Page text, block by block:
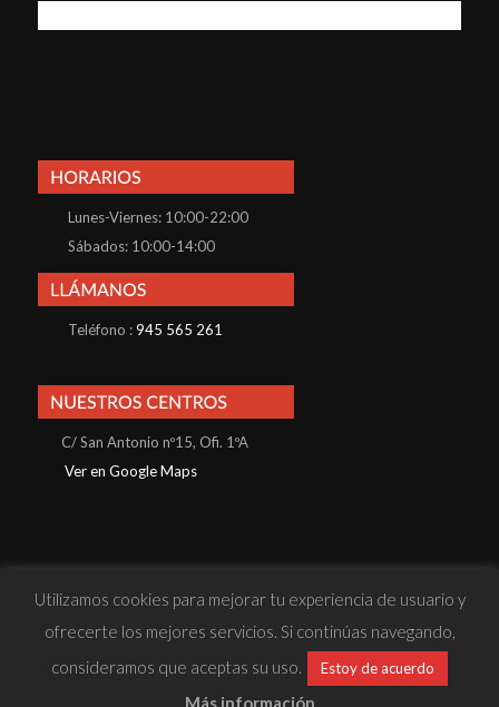
Lunes-Viernes: 10:00-22:00
Sábados: 10:00-14:00
Teléfono :945 565 261
C/ San Antonio nº15, Ofi. 1ºA
Ver en Google Maps
· Política de Privacidad
· Política de Cookies· Aviso Legal
web desarrollado porReactiva Online
Utilizamos cookies para mejorar tu experiencia de usuario y
ofrecerte los mejores servicios. Si continúas navegando,
consideramos que aceptas su uso.
Estoy de acuerdo
Más información